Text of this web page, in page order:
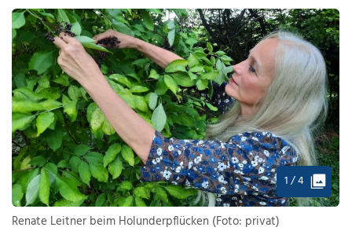
1 / 4
Renate Leitner beim Holunderpflücken (Foto: privat)